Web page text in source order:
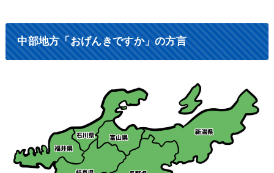
中部地方「おげんきですか」の方言